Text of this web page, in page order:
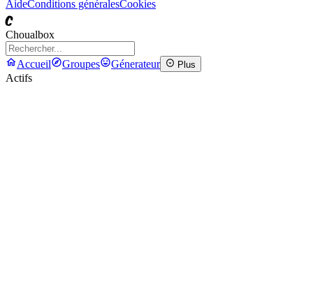
AideConditions généralesCookies
C
Choualbox
Accueil Groupes Génerateur Plus
Actifs